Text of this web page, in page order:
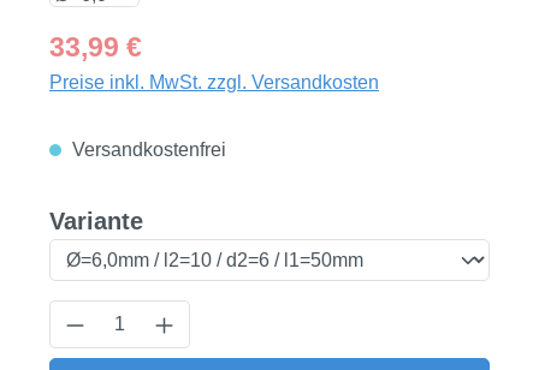
Regulärer Preis:
33,99 €
Preise inkl. MwSt. zzgl. Versandkosten
Versandkostenfrei
Varianteauswählen
Produkt Anzahl: Gib den gewünschten